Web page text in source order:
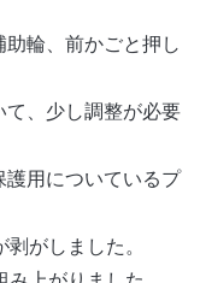
輪、前かごと押し
て、少し調整が必要
護用についているプ
がしました。